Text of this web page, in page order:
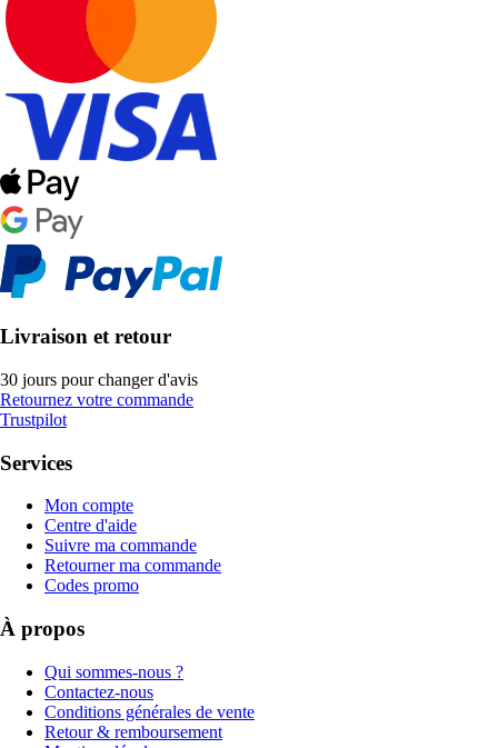
Livraison et retour
30 jours pour changer d'avis
Retournez votre commande
Trustpilot
Services
Mon compte
Centre d'aide
Suivre ma commande
Retourner ma commande
Codes promo
À propos
Qui sommes-nous ?
Contactez-nous
Conditions générales de vente
Retour & remboursement